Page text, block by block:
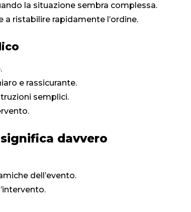
la situazione sembra complessa.
ristabilire rapidamente l’ordine.
e rassicurante.
semplici.
davvero
dell’evento.